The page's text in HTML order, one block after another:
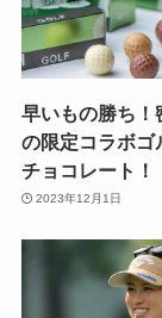
早いもの勝ち！
の限定コラボゴ
チョコレート！
2023年12月1日